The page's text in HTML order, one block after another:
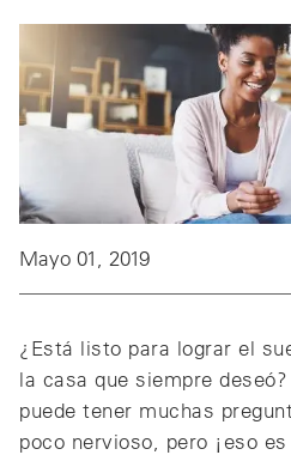
Mayo 01, 2019
¿Está listo para lograr el
la casa que siempre
puede tener muchas
poco nervioso, pero ¡eso